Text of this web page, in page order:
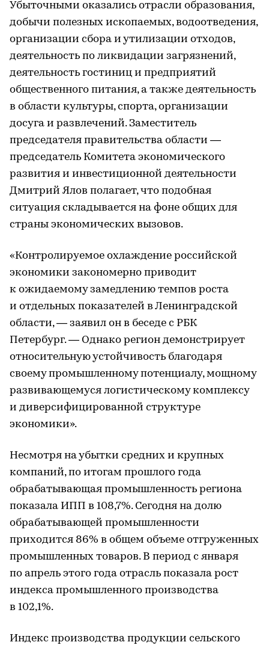
Убыточными оказались отрасли образования,
добычи полезных ископаемых, водоотведения,
организации сбора и утилизации отходов,
деятельность по ликвидации загрязнений,
деятельность гостиниц и предприятий
общественного питания, а также деятельность
в области культуры, спорта, организации
досуга и развлечений. Заместитель
председателя правительства области —
председатель Комитета экономического
развития и инвестиционной деятельности
Дмитрий Ялов полагает, что подобная
ситуация складывается на фоне общих для
страны экономических вызовов.
«Контролируемое охлаждение российской
экономики закономерно приводит
к ожидаемому замедлению темпов роста
и отдельных показателей в Ленинградской
области, — заявил он в беседе с РБК
Петербург. — Однако регион демонстрирует
относительную устойчивость благодаря
своему промышленному потенциалу, мощному
развивающемуся логистическому комплексу
и диверсифицированной структуре
экономики».
Несмотря на убытки средних и крупных
компаний, по итогам прошлого года
обрабатывающая промышленность региона
показала ИПП в 108,7%. Сегодня на долю
обрабатывающей промышленности
приходится 86% в общем объеме отгруженных
промышленных товаров. В период с января
по апрель этого года отрасль показала рост
индекса промышленного производства
в 102,1%.
Индекс производства продукции сельского